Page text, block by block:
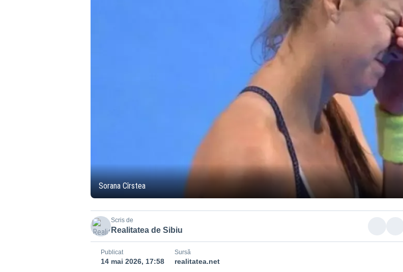
Sorana Cîrstea
Scris de
Realitatea de Sibiu
Publicat
14 mai 2026, 17:58
Sursă
realitatea.net